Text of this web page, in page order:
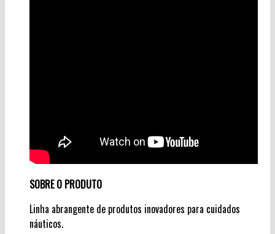
SOBRE O PRODUTO
Linha abrangente de produtos inovadores para cuidados
náuticos.